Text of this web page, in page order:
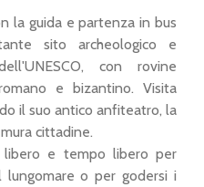
la guida e partenza in bus
sito archeologico e
con rovine
e bizantino. Visita
il suo antico anfiteatro, la
cittadine.
libero e tempo libero per
lungomare o per godersi i